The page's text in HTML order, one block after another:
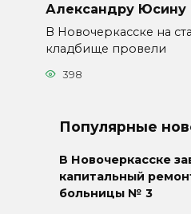
Александру Юсину
В Новочеркасске на
кладбище провели
398
Популярные
В Новочеркасске
капитальный
больницы № 3